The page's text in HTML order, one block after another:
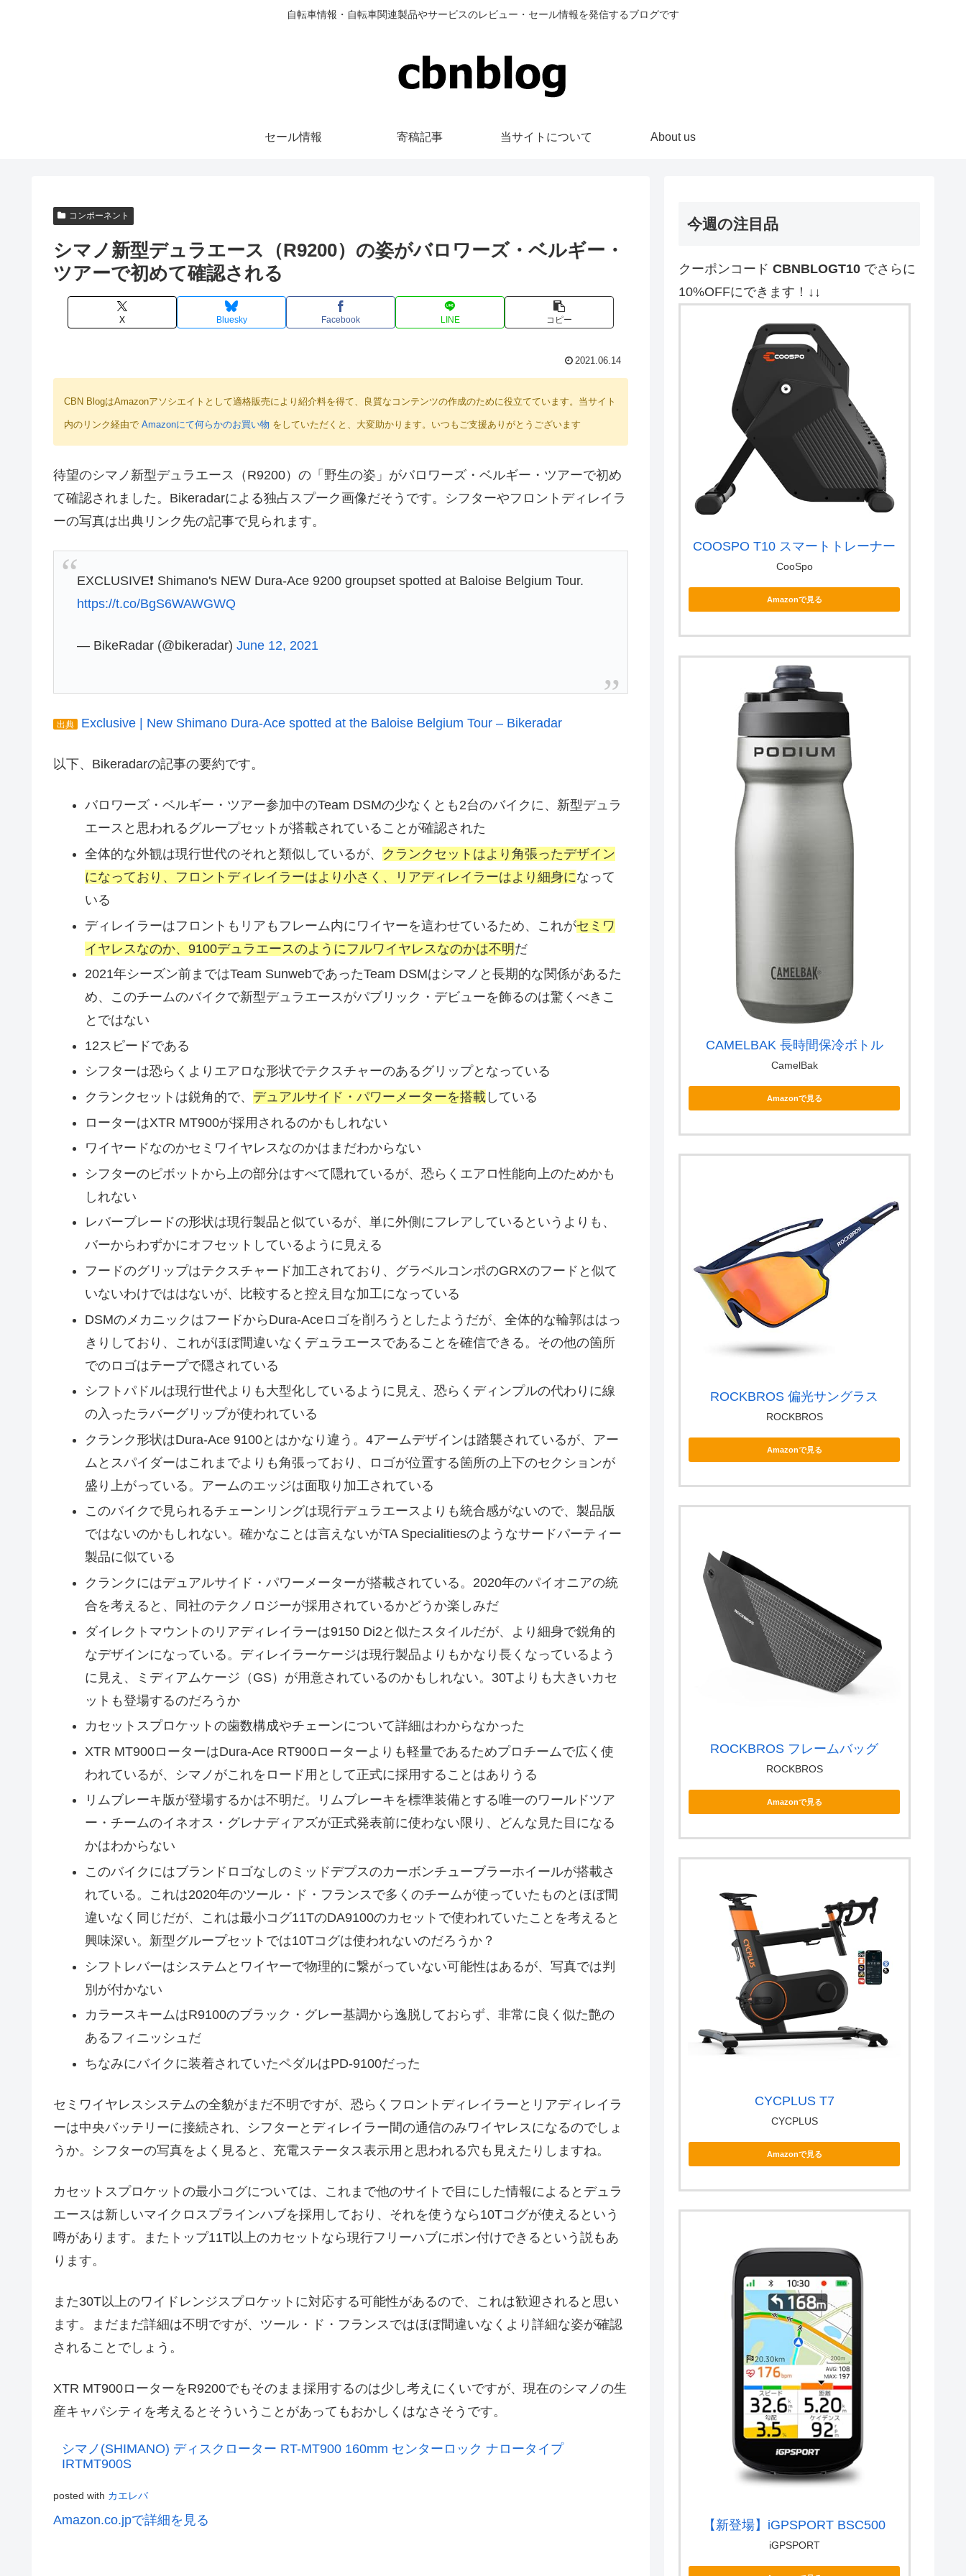
自転車情報・自転車関連製品やサービスのレビュー・セール情報を発信するブログです
セール情報 寄稿記事 当サイトについて About us
コンポーネント
シマノ新型デュラエース（R9200）の姿がバロワーズ・ベルギー・
ツアーで初めて確認される
X Bluesky Facebook LINE コピー
2021.06.14
CBN BlogはAmazonアソシエイトとして適格販売により紹介料を得て、良質なコンテンツの作成のために役立てています。当サイト
内のリンク経由で Amazonにて何らかのお買い物 をしていただくと、大変助かります。いつもご支援ありがとうございます
待望のシマノ新型デュラエース（R9200）の「野生の姿」がバロワーズ・ベルギー・ツアーで初め
て確認されました。Bikeradarによる独占スプーク画像だそうです。シフターやフロントディレイラ
ーの写真は出典リンク先の記事で見られます。
EXCLUSIVE❗️ Shimano's NEW Dura-Ace 9200 groupset spotted at Baloise Belgium Tour.
https://t.co/BgS6WAWGWQ
— BikeRadar (@bikeradar)June 12, 2021
出典 Exclusive | New Shimano Dura-Ace spotted at the Baloise Belgium Tour – Bikeradar
以下、Bikeradarの記事の要約です。
バロワーズ・ベルギー・ツアー参加中のTeam DSMの少なくとも2台のバイクに、新型デュラ
エースと思われるグループセットが搭載されていることが確認された
全体的な外観は現行世代のそれと類似しているが、
クランクセットはより角張ったデザイン
になっており、フロントディレイラーはより小さく、リアディレイラーはより細身になって
いる
ディレイラーはフロントもリアもフレーム内にワイヤーを這わせているため、これがセミワ
イヤレスなのか、9100デュラエースのようにフルワイヤレスなのかは不明 だ
2021年シーズン前まではTeam SunwebであったTeam DSMはシマノと長期的な関係があるた
め、このチームのバイクで新型デュラエースがパブリック・デビューを飾るのは驚くべきこ
とではない
12スピードである
シフターは恐らくよりエアロな形状でテクスチャーのあるグリップとなっている
クランクセットは鋭角的で、 デュアルサイド・パワーメーターを搭載している
ローターはXTR MT900が採用されるのかもしれない
ワイヤードなのかセミワイヤレスなのかはまだわからない
シフターのピボットから上の部分はすべて隠れているが、恐らくエアロ性能向上のためかも
しれない
レバーブレードの形状は現行製品と似ているが、単に外側にフレアしているというよりも、
バーからわずかにオフセットしているように見える
フードのグリップはテクスチャード加工されており、グラベルコンポのGRXのフードと似て
いないわけでははないが、比較すると控え目な加工になっている
DSMのメカニックはフードからDura-Aceロゴを削ろうとしたようだが、全体的な輪郭ははっ
きりしており、これがほぼ間違いなくデュラエースであることを確信できる。その他の箇所
でのロゴはテープで隠されている
シフトパドルは現行世代よりも大型化しているように見え、恐らくディンプルの代わりに線
の入ったラバーグリップが使われている
クランク形状はDura-Ace 9100とはかなり違う。4アームデザインは踏襲されているが、アー
ムとスパイダーはこれまでよりも角張っており、ロゴが位置する箇所の上下のセクションが
盛り上がっている。アームのエッジは面取り加工されている
このバイクで見られるチェーンリングは現行デュラエースよりも統合感がないので、製品版
ではないのかもしれない。確かなことは言えないがTA Specialitiesのようなサードパーティー
製品に似ている
クランクにはデュアルサイド・パワーメーターが搭載されている。2020年のパイオニアの統
合を考えると、同社のテクノロジーが採用されているかどうか楽しみだ
ダイレクトマウントのリアディレイラーは9150 Di2と似たスタイルだが、より細身で鋭角的
なデザインになっている。ディレイラーケージは現行製品よりもかなり長くなっているよう
に見え、ミディアムケージ（GS）が用意されているのかもしれない。30Tよりも大きいカセ
ットも登場するのだろうか
カセットスプロケットの歯数構成やチェーンについて詳細はわからなかった
XTR MT900ローターはDura-Ace RT900ローターよりも軽量であるためプロチームで広く使
われているが、シマノがこれをロード用として正式に採用することはありうる
リムブレーキ版が登場するかは不明だ。リムブレーキを標準装備とする唯一のワールドツア
ー・チームのイネオス・グレナディアズが正式発表前に使わない限り、どんな見た目になる
かはわからない
このバイクにはブランドロゴなしのミッドデプスのカーボンチューブラーホイールが搭載さ
れている。これは2020年のツール・ド・フランスで多くのチームが使っていたものとほぼ間
違いなく同じだが、これは最小コグ11TのDA9100のカセットで使われていたことを考えると
興味深い。新型グループセットでは10Tコグは使われないのだろうか？
シフトレバーはシステムとワイヤーで物理的に繋がっていない可能性はあるが、写真では判
別が付かない
カラースキームはR9100のブラック・グレー基調から逸脱しておらず、非常に良く似た艶の
あるフィニッシュだ
ちなみにバイクに装着されていたペダルはPD-9100だった
セミワイヤレスシステムの全貌がまだ不明ですが、恐らくフロントディレイラーとリアディレイラ
ーは中央バッテリーに接続され、シフターとディレイラー間の通信のみワイヤレスになるのでしょ
うか。シフターの写真をよく見ると、充電ステータス表示用と思われる穴も見えたりしますね。
カセットスプロケットの最小コグについては、これまで他のサイトで目にした情報によるとデュラ
エースは新しいマイクロスプラインハブを採用しており、それを使うなら10Tコグが使えるという
噂があります。またトップ11T以上のカセットなら現行フリーハブにポン付けできるという説もあ
ります。
また30T以上のワイドレンジスプロケットに対応する可能性があるので、これは歓迎されると思い
ます。まだまだ詳細は不明ですが、ツール・ド・フランスではほぼ間違いなくより詳細な姿が確認
されることでしょう。
XTR MT900ローターをR9200でもそのまま採用するのは少し考えにくいですが、現在のシマノの生
産キャパシティを考えるとそういうことがあってもおかしくはなさそうです。
シマノ(SHIMANO) ディスクローター RT-MT900 160mm センターロック ナロータイプ
IRTMT900S
posted with カエレバ
Amazon.co.jpで詳細を見る
今週の注目品
クーポンコード CBNBLOGT10 でさらに
10%OFFにできます！↓↓
COOSPO T10 スマートトレーナー
CooSpo
Amazonで見る
CAMELBAK 長時間保冷ボトル
CamelBak
Amazonで見る
ROCKBROS 偏光サングラス
ROCKBROS
Amazonで見る
ROCKBROS フレームバッグ
ROCKBROS
Amazonで見る
CYCPLUS T7
CYCPLUS
Amazonで見る
【新登場】iGPSPORT BSC500
iGPSPORT